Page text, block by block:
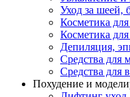
Уход за шеей,
Косметика
Косметика
Депиляция,
Средства для
Средства для
Похудение и